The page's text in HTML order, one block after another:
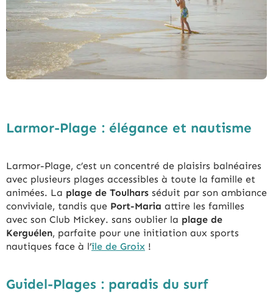
Larmor-Plage : élégance et nautisme
Larmor-Plage, c’est un concentré de plaisirs balnéaires
avec plusieurs plages accessibles à toute la famille et
animées. La plage de Toulhars séduit par son ambiance
conviviale, tandis que Port-Maria attire les familles
avec son Club Mickey. sans oublier la plage de
Kerguélen, parfaite pour une initiation aux sports
nautiques face à l’île de Groix !
Guidel-Plages : paradis du surf